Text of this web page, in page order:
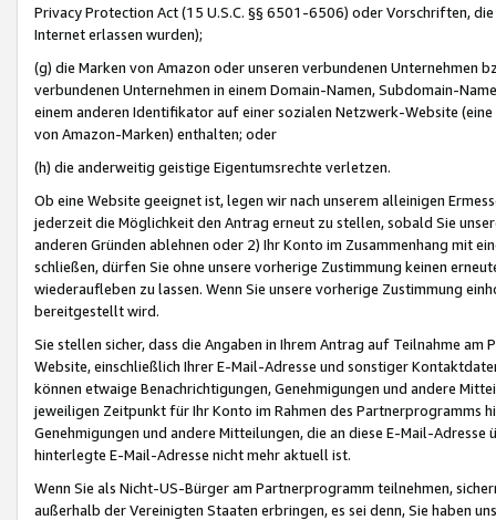
Privacy Protection Act (15 U.S.C. §§ 6501-6506) oder Vorschriften,
Internet erlassen wurden);
(g) die Marken von Amazon oder unseren verbundenen Unternehmen
verbundenen Unternehmen in einem Domain-Namen, Subdomain-
einem anderen Identifikator auf einer sozialen Netzwerk-Website
von Amazon-Marken) enthalten; oder
(h) die anderweitig geistige Eigentumsrechte verletzen.
Ob eine Website geeignet ist, legen wir nach unserem alleinigen
jederzeit die Möglichkeit den Antrag erneut zu stellen, sobald Sie
anderen Gründen ablehnen oder 2) Ihr Konto im Zusammenhang mit
schließen, dürfen Sie ohne unsere vorherige Zustimmung keinen
wiederaufleben zu lassen. Wenn Sie unsere vorherige Zustimmung
bereitgestellt wird.
Sie stellen sicher, dass die Angaben in Ihrem Antrag auf Teilnahme
Website, einschließlich Ihrer E-Mail-Adresse und sonstiger
können etwaige Benachrichtigungen, Genehmigungen und andere
jeweiligen Zeitpunkt für Ihr Konto im Rahmen des Partnerprogramms
Genehmigungen und andere Mitteilungen, die an diese E-Mail-
hinterlegte E-Mail-Adresse nicht mehr aktuell ist.
Wenn Sie als Nicht-US-Bürger am Partnerprogramm teilnehmen,
außerhalb der Vereinigten Staaten erbringen, es sei denn, Sie haben